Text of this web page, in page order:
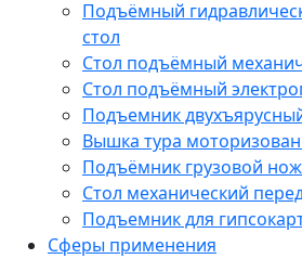
Подъёмный
стол
Стол подъёмный
Стол подъёмный
Подъемник
Вышка тура
Подъёмник грузовой
Стол механический
Подъемник для
Сферы применения